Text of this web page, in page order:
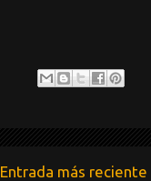
Entrada más reciente